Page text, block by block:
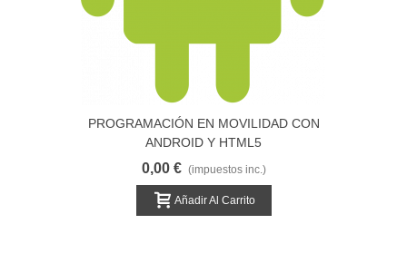
PROGRAMACIÓN EN MOVILIDAD CON
ANDROID Y HTML5
0,00 € (impuestos inc.)
Añadir Al Carrito